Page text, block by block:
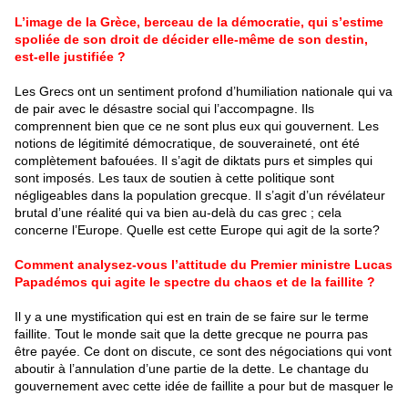
L’image de la Grèce, berceau de la démocratie, qui s’estime
spoliée de son droit de décider elle-même de son destin,
est-elle justifiée ?
Les Grecs ont un sentiment profond d’humiliation nationale qui va
de pair avec le désastre social qui l’accompagne. Ils
comprennent bien que ce ne sont plus eux qui gouvernent. Les
notions de légitimité démocratique, de souveraineté, ont été
complètement bafouées. Il s’agit de diktats purs et simples qui
sont imposés. Les taux de soutien à cette politique sont
négligeables dans la population grecque. Il s’agit d’un révélateur
brutal d’une réalité qui va bien au-delà du cas grec ; cela
concerne l’Europe. Quelle est cette Europe qui agit de la sorte?
Comment analysez-vous l’attitude du Premier ministre Lucas
Papadémos qui agite le spectre du chaos et de la faillite ?
Il y a une mystification qui est en train de se faire sur le terme
faillite. Tout le monde sait que la dette grecque ne pourra pas
être payée. Ce dont on discute, ce sont des négociations qui vont
aboutir à l’annulation d’une partie de la dette. Le chantage du
gouvernement avec cette idée de faillite a pour but de masquer le